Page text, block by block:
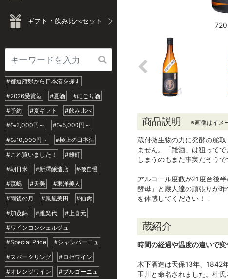
ギフト・飲み比べセット
#都道府県から日本酒を探す
#2026受賞酒
#夏酒
#にごり酒
#予約
#夏ギフト
#飲み比べ
#🍶3,000円～
#🍶5,000円～
#🍶10,000円～
#極上の日本酒
#これ買いました！
#雄町
#朝日米
#新澤醸造店
#磯自慢
#森嶋
#天美
#東洋美人
#雨後の月
#鳳凰美田
#仙禽
#加茂錦
#雅楽代
#上喜元
#ワインコンシェルジュ
#Special Price
#シャンパーニュ
#スパークリング
#ロゼワイン
#オレンジワイン
#ブルゴーニュ
商品説明 ※画像はイメ
蔵付微生物の力に発酵の舵
ません。「雑酒」は狙って
しまうのもまた事実だそうで
アルコール度数が21度台後
酵母」と蔵人達の頑張りが
を体感してください！！
蔵紹介
時間の経過や温度の違いで変
木下酒造は天保13年、1842
玉川と命名されました。杜